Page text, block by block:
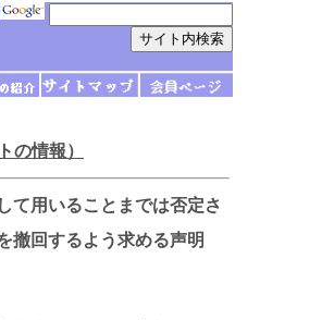
の情報）
て用いることまでは否定さ
撤回するよう求める声明